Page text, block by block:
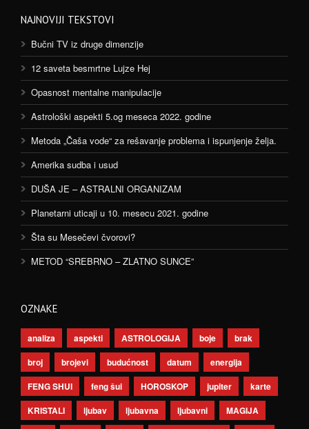
NAJNOVIJI TEKSTOVI
Bučni TV iz druge dimenzije
12 saveta besmrtne Lujze Hej
Opasnost mentalne manipulacije
Astrološki aspekti 5.og meseca 2022. godine
Metoda „Čaša vode“ za rešavanje problema i ispunjenje želja.
Amerika sudba i usud
DUŠA JE – ASTRALNI ORGANIZAM
Planetarni uticaji u 10. mesecu 2021. godine
Šta su Mesečevi čvorovi?
METOD “SREBRNO – ZLATNO SUNCE”
OZNAKE
analiza aspekti ASTROLOGIJA boje
brak
broj
brojevi budućnost datum
energija
FENG SHUI
feng šui HOROSKOP jupiter
karte
KRISTALI
ljubav ljubavna ljubavni
MAGIJA